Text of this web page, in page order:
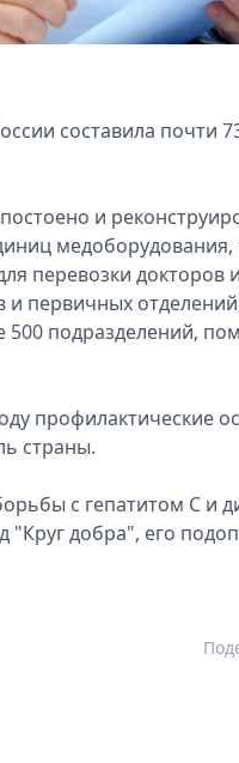
составила почти
и
перевозки докторов
и первичных
500 подразделений,
профилактические
страны.
с гепатитом С и
добра", его